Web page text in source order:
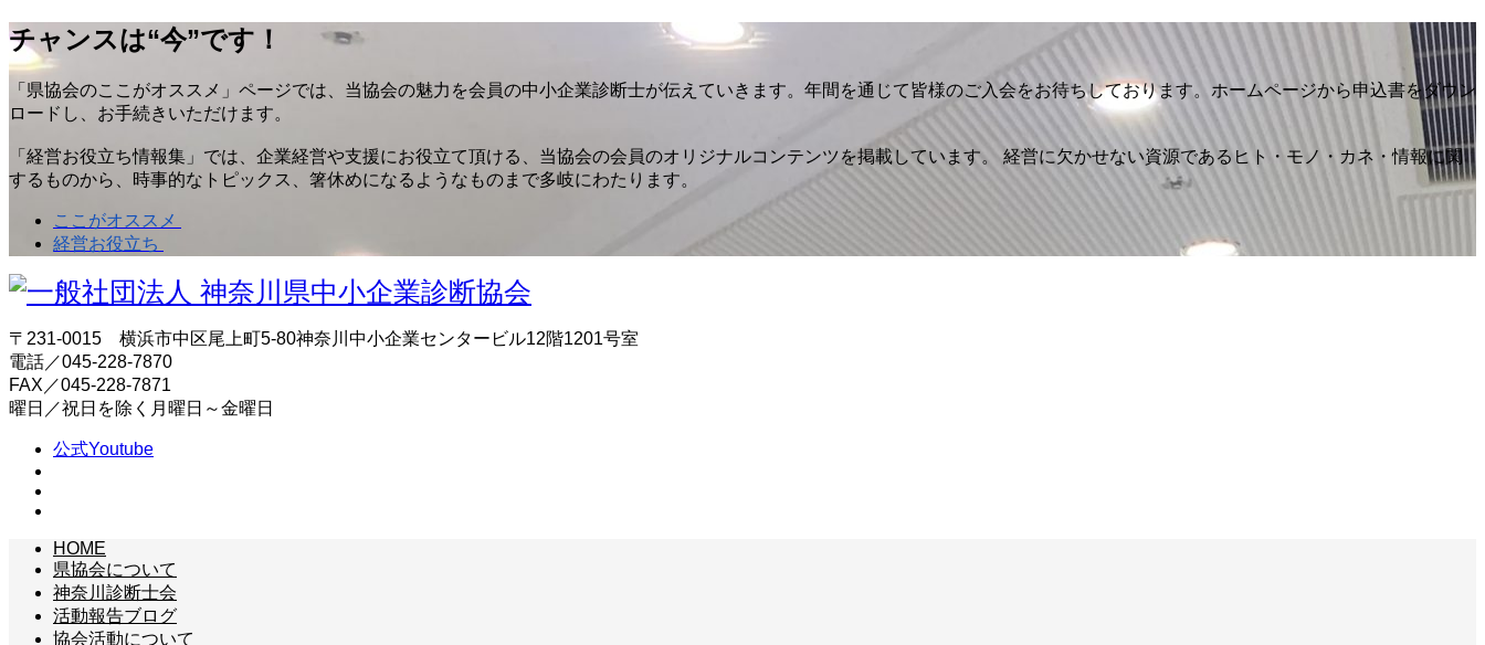
チャンスは“今”です！
「県協会のここがオススメ」ページでは、当協会の魅力を会員の中小企業診断士が伝えていきます。年間を通じて皆様のご入会をお待ちしております。ホームページから申込書をダウン
ロードし、お手続きいただけます。
「経営お役立ち情報集」では、企業経営や支援にお役立て頂ける、当協会の会員のオリジナルコンテンツを掲載しています。 経営に欠かせない資源であるヒト・モノ・カネ・情報に関
するものから、時事的なトピックス、箸休めになるようなものまで多岐にわたります。
ここがオススメ
経営お役立ち
〒231-0015 横浜市中区尾上町5-80神奈川中小企業センタービル12階1201号室
電話／045-228-7870
FAX／045-228-7871
曜日／祝日を除く月曜日～金曜日
公式Youtube
HOME
県協会について
神奈川診断士会
活動報告ブログ
協会活動について